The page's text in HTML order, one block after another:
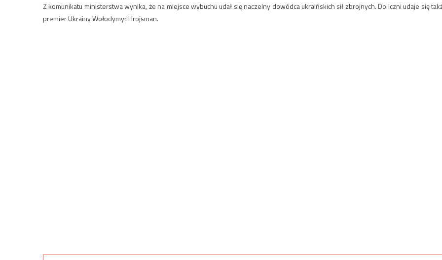
Z komunikatu ministerstwa wynika, że na miejsce wybuchu udał się naczelny dowódca ukraińskich sił zbrojnych. Do Iczni udaje się
premier Ukrainy Wołodymyr Hrojsman.